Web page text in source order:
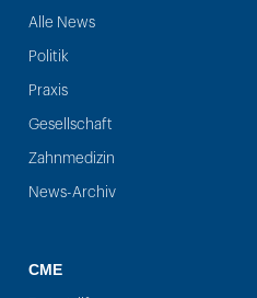
Alle News
Politik
Praxis
Gesellschaft
Zahnmedizin
News-Archiv
CME